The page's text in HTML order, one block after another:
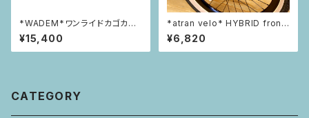
*WADEM*ワンライドカゴカバ
ー【フロント】
¥15,400
*atran velo* HYBRID front
carrier
¥6,820
CATEGORY